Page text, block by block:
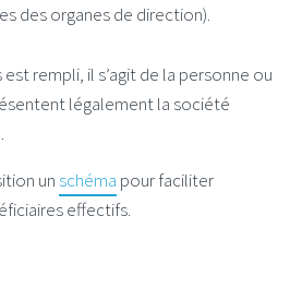
des organes de direction).
rempli, il s’agit de la personne ou
légalement la société
un schéma pour faciliter
effectifs.